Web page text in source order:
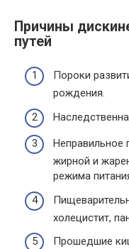
Причины
путей
Пороки
рождения.
Неправильное
жирной и
режима
холецистит,
Прошедшие